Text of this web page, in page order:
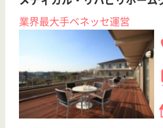
メディカル・リハビリホームボンセジュール草
ベネッセグループ、24時間看護師常駐
埼玉県草加市氷
川町2149-3
草加駅徒歩2分
介護付有料老人
ホーム